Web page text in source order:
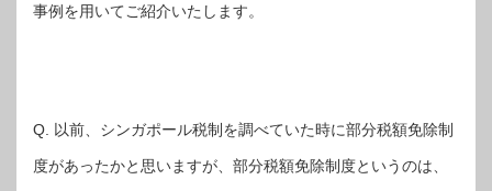
事例を用いてご紹介いたします。
Q. 以前、シンガポール税制を調べていた時に部分税額免除制
度があったかと思いますが、部分税額免除制度というのは、